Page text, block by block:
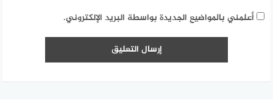
أعلمني بالمواضيع الجديدة بواسطة البريد الإلكتروني.